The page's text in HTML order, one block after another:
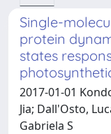
Single-
protein
states
2017-01-01
Jia; Dall'Osto,
Gabriela S